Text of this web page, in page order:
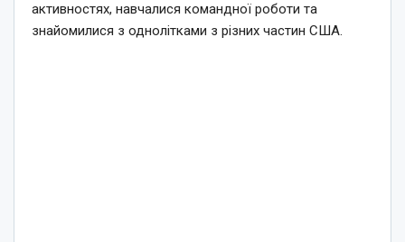
активностях, навчалися командної роботи та
знайомилися з однолітками з різних частин США.